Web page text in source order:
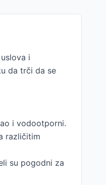
i
da trči da se
i vodootporni.
različitim
su pogodni za